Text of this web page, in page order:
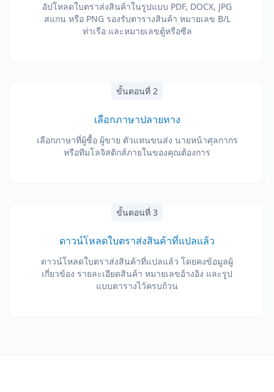
อัปโหลดใบตราส่งสินค้าในรูปแบบ PDF, DOCX, JPG
สแกน หรือ PNG รองรับตารางสินค้า หมายเลข B/L
ท่าเรือ และหมายเลขตู้หรือซีล
ขั้นตอนที่ 2
เลือกภาษาปลายทาง
เลือกภาษาที่ผู้ซื้อ ผู้ขาย ตัวแทนขนส่ง นายหน้าศุลกากร
หรือทีมโลจิสติกส์ภายในของคุณต้องการ
ขั้นตอนที่ 3
ดาวน์โหลดใบตราส่งสินค้าที่แปลแล้ว
ดาวน์โหลดใบตราส่งสินค้าที่แปลแล้ว โดยคงข้อมูลผู้
เกี่ยวข้อง รายละเอียดสินค้า หมายเลขอ้างอิง และรูป
แบบตารางไว้ครบถ้วน